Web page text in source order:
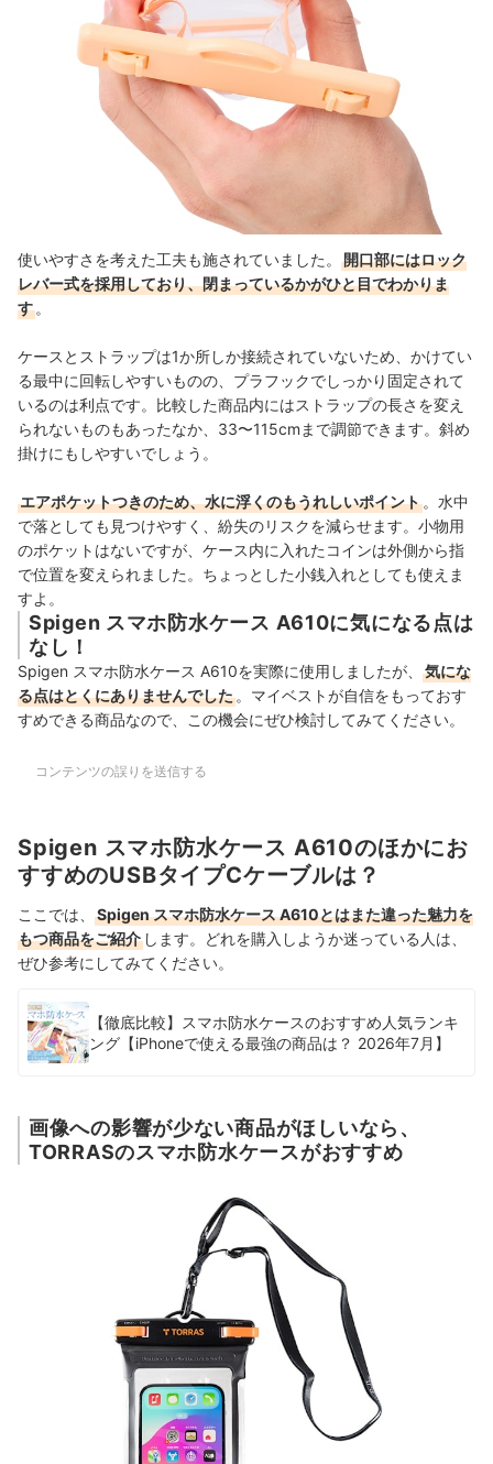
使いやすさを考えた工夫も施されていました。
開口部にはロック
レバー式を採用しており、閉まっているかがひと目でわかりま
す 。
ケースとストラップは1か所しか接続されていないため、かけてい
る最中に回転しやすいものの、プラフックでしっかり固定されて
いるのは利点です。比較した商品内にはストラップの長さを変え
られないものもあったなか、33〜115cmまで調節できます。斜め
掛けにもしやすいでしょう。
エアポケットつきのため、水に浮くのもうれしいポイント 。水中
で落としても見つけやすく、紛失のリスクを減らせます。小物用
のポケットはないですが、ケース内に入れたコインは外側から指
で位置を変えられました。ちょっとした小銭入れとしても使えま
すよ。
Spigen スマホ防水ケース A610に気になる点は
なし！
Spigen スマホ防水ケース A610を実際に使用しましたが、
気にな
る点はとくにありませんでした 。マイベストが自信をもっておす
すめできる商品なので、この機会にぜひ検討してみてください。
コンテンツの誤りを送信する
Spigen スマホ防水ケース A610のほかにお
すすめのUSBタイプCケーブルは？
ここでは、
Spigen スマホ防水ケース A610とはまた違った魅力を
もつ商品をご紹介 します。どれを購入しようか迷っている人は、
ぜひ参考にしてみてください。
【徹底比較】スマホ防水ケースのおすすめ人気ランキ
ング【iPhoneで使える最強の商品は？ 2026年7月】
画像への影響が少ない商品がほしいなら、
TORRASのスマホ防水ケースがおすすめ